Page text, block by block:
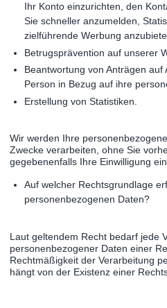
Ihr Konto einzurichten, den
Sie schneller anzumelden,
zielführende Werbung
Betrugsprävention auf unserer
Beantwortung von Anträgen
Person in Bezug auf ihre
Erstellung von Statistiken.
Wir werden Ihre
Zwecke verarbeiten, ohne Sie
gegebenenfalls Ihre Einwilligung
Auf welcher Rechtsgrundlage
personenbezogenen Daten?
Laut geltendem Recht bedarf jede
personenbezogener Daten einer
Rechtmäßigkeit der Verarbeitung
hängt von der Existenz einer